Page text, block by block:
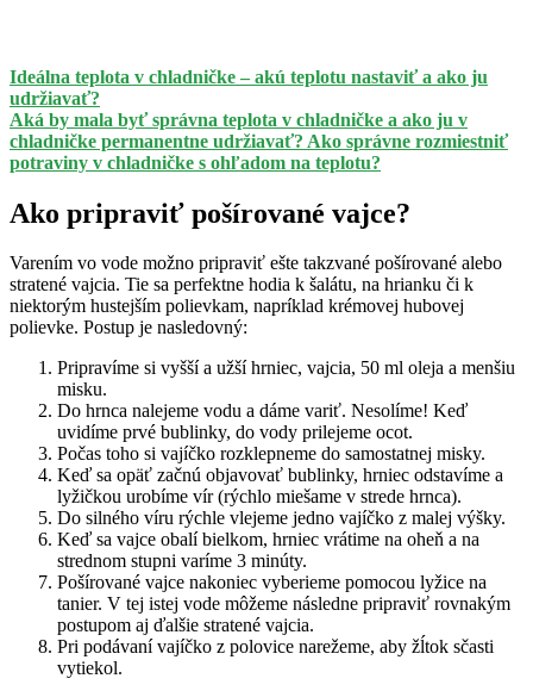
Ideálna teplota v chladničke – akú teplotu nastaviť a ako ju
udržiavať?
Aká by mala byť správna teplota v chladničke a ako ju v
chladničke permanentne udržiavať? Ako správne rozmiestniť
potraviny v chladničke s ohľadom na teplotu?
Ako pripraviť pošírované vajce?
Varením vo vode možno pripraviť ešte takzvané pošírované alebo
stratené vajcia. Tie sa perfektne hodia k šalátu, na hrianku či k
niektorým hustejším polievkam, napríklad krémovej hubovej
polievke. Postup je nasledovný:
Pripravíme si vyšší a užší hrniec, vajcia, 50 ml oleja a menšiu
misku.
Do hrnca nalejeme vodu a dáme variť. Nesolíme! Keď
uvidíme prvé bublinky, do vody prilejeme ocot.
Počas toho si vajíčko rozklepneme do samostatnej misky.
Keď sa opäť začnú objavovať bublinky, hrniec odstavíme a
lyžičkou urobíme vír (rýchlo miešame v strede hrnca).
Do silného víru rýchle vlejeme jedno vajíčko z malej výšky.
Keď sa vajce obalí bielkom, hrniec vrátime na oheň a na
strednom stupni varíme 3 minúty.
Pošírované vajce nakoniec vyberieme pomocou lyžice na
tanier. V tej istej vode môžeme následne pripraviť rovnakým
postupom aj ďalšie stratené vajcia.
Pri podávaní vajíčko z polovice narežeme, aby žĺtok sčasti
vytiekol.